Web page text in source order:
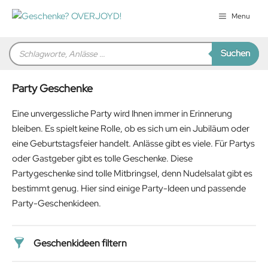
Zum
Inhalt
Menu
Products
search Suchen
Party Geschenke
Eine unvergessliche Party wird Ihnen immer in Erinnerung
bleiben. Es spielt keine Rolle, ob es sich um ein Jubiläum oder
eine Geburtstagsfeier handelt. Anlässe gibt es viele. Für Partys
oder Gastgeber gibt es tolle Geschenke. Diese
Partygeschenke sind tolle Mitbringsel, denn Nudelsalat gibt es
bestimmt genug. Hier sind einige Party-Ideen und passende
Party-Geschenkideen.
Geschenkideen filtern